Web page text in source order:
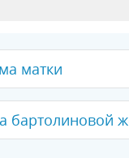
матки
бартолиновой